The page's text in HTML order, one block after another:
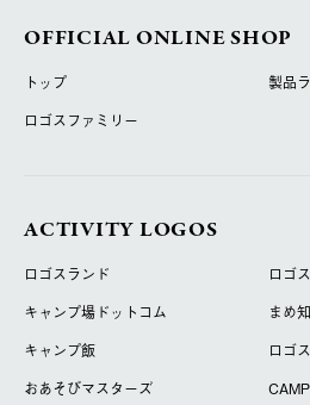
OFFICIAL ONLINE SHOP
トップ
製品
ロゴスファミリー
ACTIVITY LOGOS
ロゴスランド
ロゴ
キャンプ場ドットコム
まめ
キャンプ飯
ロゴ
おあそびマスターズ